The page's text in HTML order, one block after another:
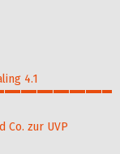
4.1
Co. zur UVP